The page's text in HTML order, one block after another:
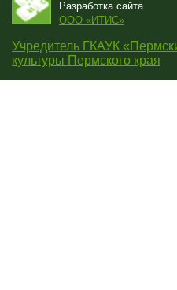
Разработка сайта
OOO «ИТИС»
Учредитель ГКАУК
культуры Пермского края